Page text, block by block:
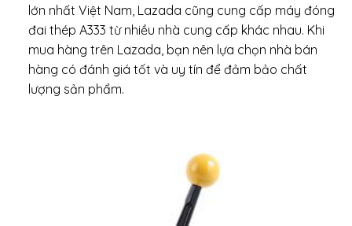
lớn nhất Việt Nam, Lazada cũng cung cấp máy đóng
đai thép A333 từ nhiều nhà cung cấp khác nhau. Khi
mua hàng trên Lazada, bạn nên lựa chọn nhà bán
hàng có đánh giá tốt và uy tín để đảm bảo chất
lượng sản phẩm.